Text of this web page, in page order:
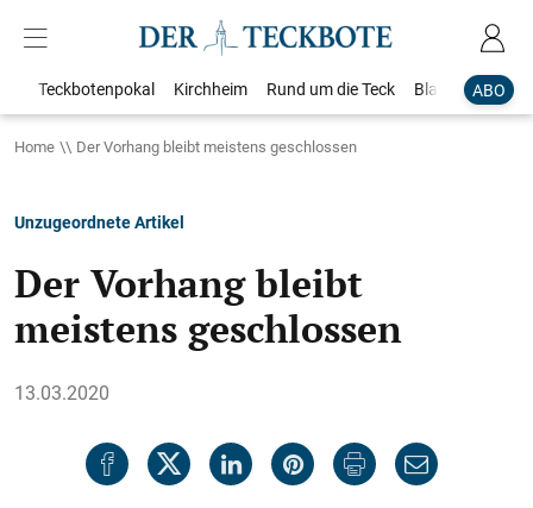
ABO
Teckbotenpokal Kirchheim Rund um die Teck Blaulicht
Home Der Vorhang bleibt meistens geschlossen
Unzugeordnete Artikel
Der Vorhang bleibt
meistens geschlossen
13.03.2020